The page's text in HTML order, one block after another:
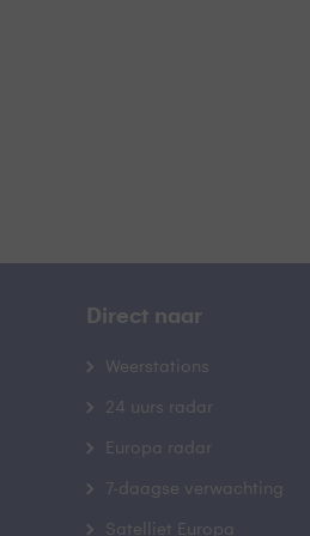
Direct naar
Weerstations
24 uurs radar
Europa radar
7-daagse verwachting
Satelliet Europa